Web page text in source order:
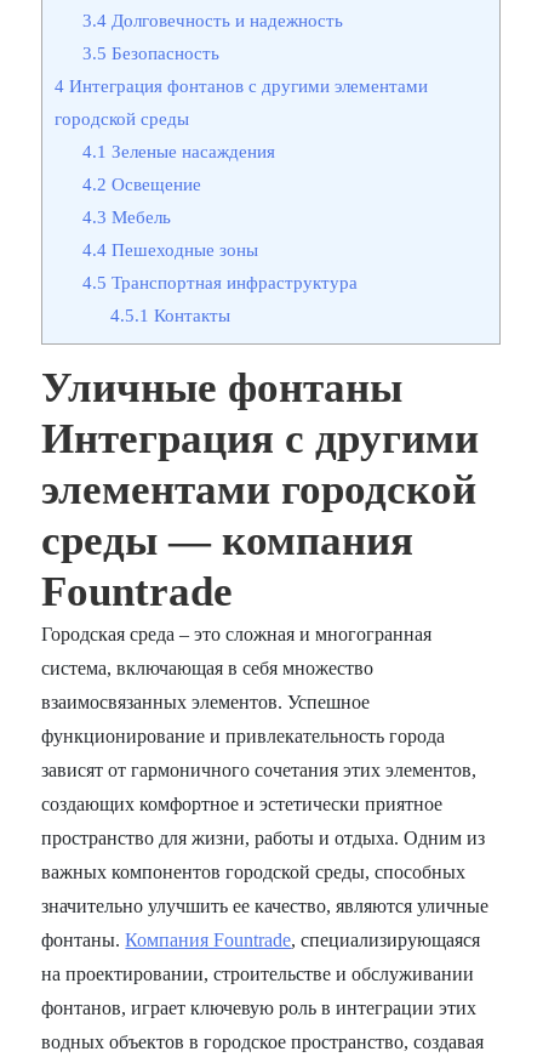
3.4 Долговечность и надежность
3.5 Безопасность
4 Интеграция фонтанов с другими элементами
городской среды
4.1 Зеленые насаждения
4.2 Освещение
4.3 Мебель
4.4 Пешеходные зоны
4.5 Транспортная инфраструктура
4.5.1 Контакты
Уличные фонтаны
Интеграция с другими
элементами городской
среды — компания
Fountrade
Городская среда – это сложная и многогранная
система, включающая в себя множество
взаимосвязанных элементов. Успешное
функционирование и привлекательность города
зависят от гармоничного сочетания этих элементов,
создающих комфортное и эстетически приятное
пространство для жизни, работы и отдыха. Одним из
важных компонентов городской среды, способных
значительно улучшить ее качество, являются уличные
фонтаны.Компания Fountrade, специализирующаяся
на проектировании, строительстве и обслуживании
фонтанов, играет ключевую роль в интеграции этих
водных объектов в городское пространство, создавая